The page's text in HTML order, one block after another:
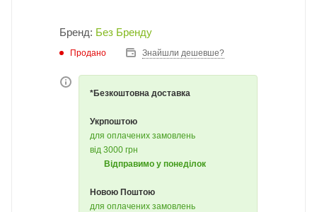
Бренд: Без Бренду
Продано Знайшли дешевше?
*Безкоштовна доставка
Укрпоштою
для оплачених замовлень
від 3000 грн
Відправимо у понеділок
Новою Поштою
для оплачених замовлень